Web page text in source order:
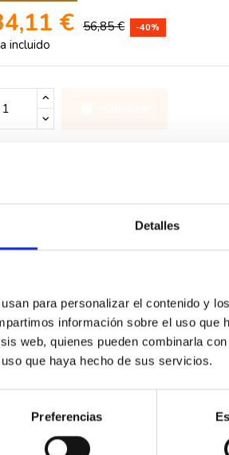
Detalles
para personalizar el contenido y
información sobre el uso que
web, quienes pueden combinarla
que haya hecho de sus servicios.
Preferencias
€ 56,85 € -40%
incluido
a la norma IEC 62684-
II SELV. Conforme a la directiva EEC
mínima 40 mm. Permite
-40%